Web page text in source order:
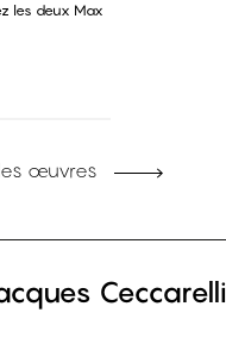
les deux Max
œuvres
Ceccarelli